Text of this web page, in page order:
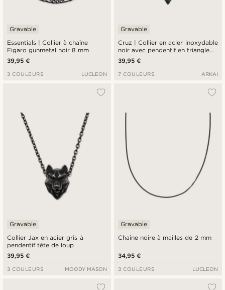
Essentials | Collier à chaîne
Figaro gunmetal noir 8 mm
Gravable
39,95 €
3 COULEURS LUCLEON
Cruz | Collier en acier inoxydable
noir avec pendentif en triangle
d'agate verte
Gravable
39,95 €
7 COULEURS ARKAI
Collier Jax en acier gris à
pendentif tête de loup
Gravable
39,95 €
3 COULEURS MOODY MASON
Chaîne noire à mailles de 2 mm
Gravable
34,95 €
3 COULEURS LUCLEON